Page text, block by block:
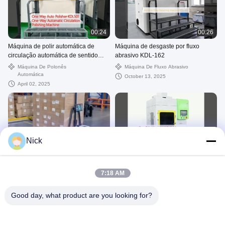
00:24
Máquina de polir automática de
circulação automática de sentido
único KDL501
Máquina De Polonês
Automática
April 02, 2025
00:26
Máquina de desgaste por fluxo
abrasivo KDL-162
Máquina De Fluxo Abrasivo
October 13, 2025
Elevadores elevadores sem
March 29, 2025
00:24
Máquinas de arejamento e polir-
arejamento espelho
Máquinas De Arejamento E
April 02, 2025
Nick
7:18 AM
Good day, what product are you looking for?